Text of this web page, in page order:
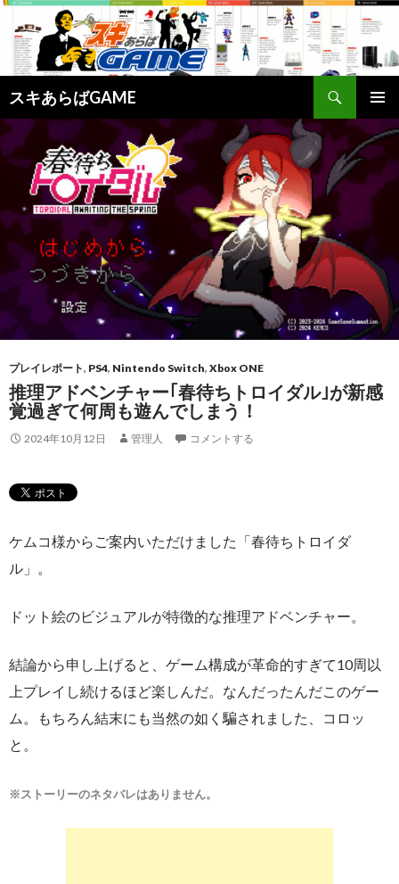
スキあらばGAME
索
メインメ
ニュー
ン
テ
へ
ス
キ
ッ
プレイレポート, PS4, Nintendo Switch, Xbox ONE
推理アドベンチャー｢春待ちトロイダル｣が新感
覚過ぎて何周も遊んでしまう！
2024年10月12日 管理人 コメントする
ケムコ様からご案内いただけました「春待ちトロイダ
ル」。
ドット絵のビジュアルが特徴的な推理アドベンチャー。
結論から申し上げると、ゲーム構成が革命的すぎて10周以
上プレイし続けるほど楽しんだ。なんだったんだこのゲー
ム。もちろん結末にも当然の如く騙されました、コロッ
と。
※ストーリーのネタバレはありません。